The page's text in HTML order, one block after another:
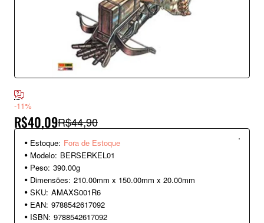
Fora de Estoque
-11%
R$40,09R$44,90
Estoque: Fora de Estoque
Modelo: BERSERKEL01
Peso: 390.00g
Dimensões: 210.00mm x 150.00mm x 20.00mm
SKU: AMAXS001R6
EAN: 9788542617092
ISBN: 9788542617092